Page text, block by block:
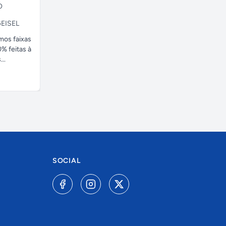
faixas
feitas à
SOCIAL